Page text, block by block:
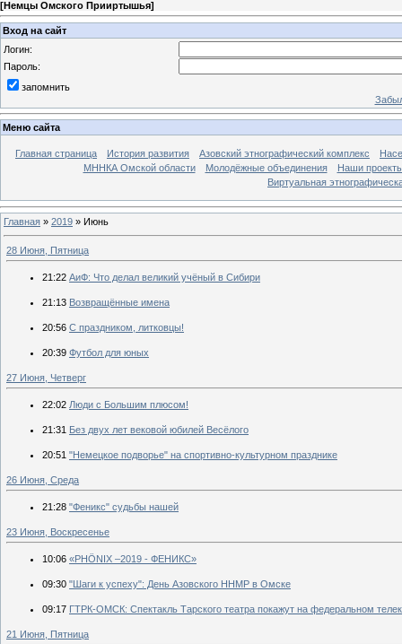
[Немцы Омского Прииртышья]
Вход на сайт
Логин:
Пароль:
запомнить
Меню сайта
Главная страница История развития Азовский этнографический комплекс
МННКА Омской области
Молодёжные объединения
Наши
Виртуальная
Главная » 2019 » Июнь
28 Июня, Пятница
21:22 АиФ: Что делал великий учёный в Сибири
21:13 Возвращённые имена
20:56 С праздником, литковцы!
20:39 Футбол для юных
27 Июня, Четверг
22:02 Люди с Большим плюсом!
21:31 Без двух лет вековой юбилей Весёлого
20:51 "Немецкое подворье" на спортивно-культурном празднике
26 Июня, Среда
21:28 "Феникс" судьбы нашей
23 Июня, Воскресенье
10:06 «PHÖNIX –2019 - ФЕНИКС»
09:30 "Шаги к успеху": День Азовского ННМР в Омске
09:17 ГТРК-ОМСК: Спектакль Тарского театра покажут на федеральном
21 Июня, Пятница